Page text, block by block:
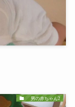
男の赤ちゃん2